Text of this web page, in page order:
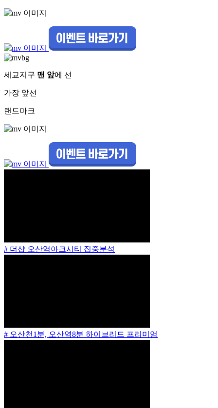
세교지구 맨 앞에 선
가장 앞선
랜드마크
# 더샵 오산역아크시티 집중분석
# 오산천1분, 오산역8분 하이브리드 프리미엄